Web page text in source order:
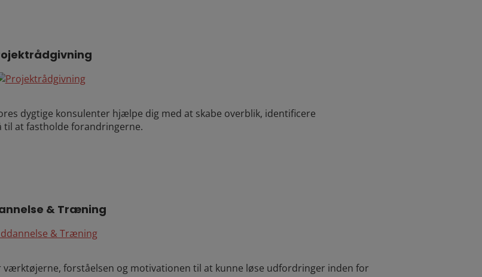
dygtige konsulenter hjælpe dig med at skabe overblik, identificere
til at fastholde forandringerne.
& Træning
forståelsen og motivationen til at kunne løse udfordringer inden for